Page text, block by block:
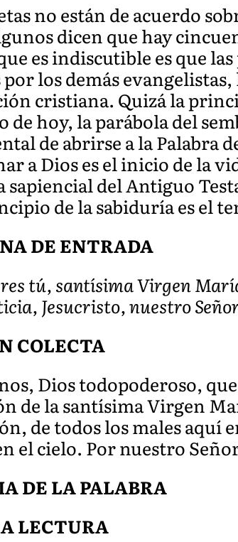
no están de acuerdo
dicen que hay
es indiscutible es que
los demás
cristiana. Quizá la
de hoy, la parábola del
de abrirse a la Palabra
a Dios es el inicio de la
del Antiguo
de la sabiduría es el
DE ENTRADA
tú, santísima Virgen
Jesucristo, nuestro
COLECTA
Dios todopoderoso,
de la santísima Virgen
de todos los males aquí
el cielo. Por nuestro
DE LA PALABRA
LECTURA